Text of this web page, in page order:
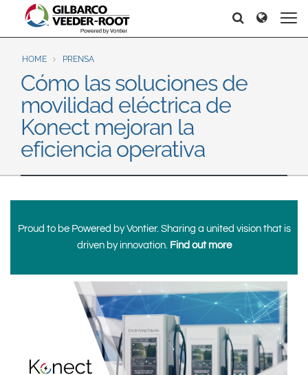
North America
United States
Canada
Latin America
Español English
Brazil
Português
Mexico
Europe & CIS
English
Dansk
Français
Magyar
Română
Srpski
Middle East and Africa
India
Australia
中国
South East Asia
Search
Search Search
HOME PRENSA
Cómo las soluciones de
movilidad eléctrica de
Konect mejoran la
eficiencia operativa
Proud to be Powered by Vontier. Sharing a united vision that is
driven by innovation. Find out more